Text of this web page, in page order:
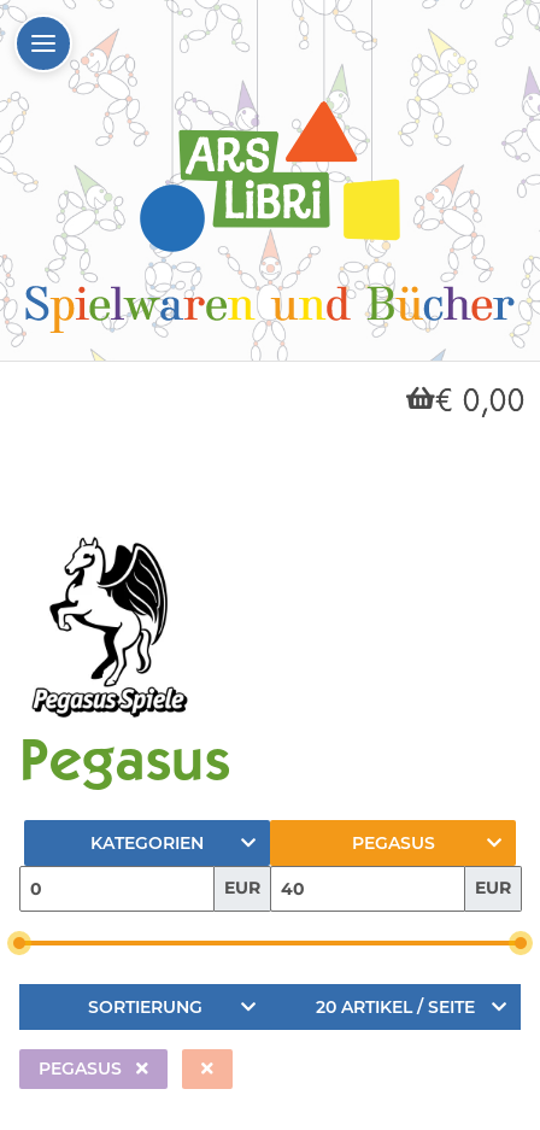
€ 0,00
Pegasus
KATEGORIEN PEGASUS
EUR EUR
SORTIERUNG 20 ARTIKEL / SEITE
PEGASUS